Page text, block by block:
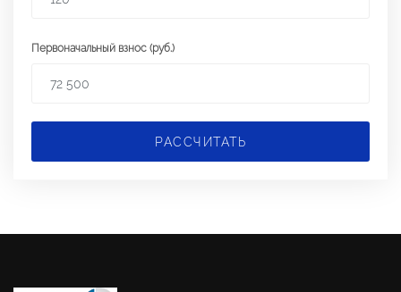
Первоначальный взнос (руб.)
РАССЧИТАТЬ